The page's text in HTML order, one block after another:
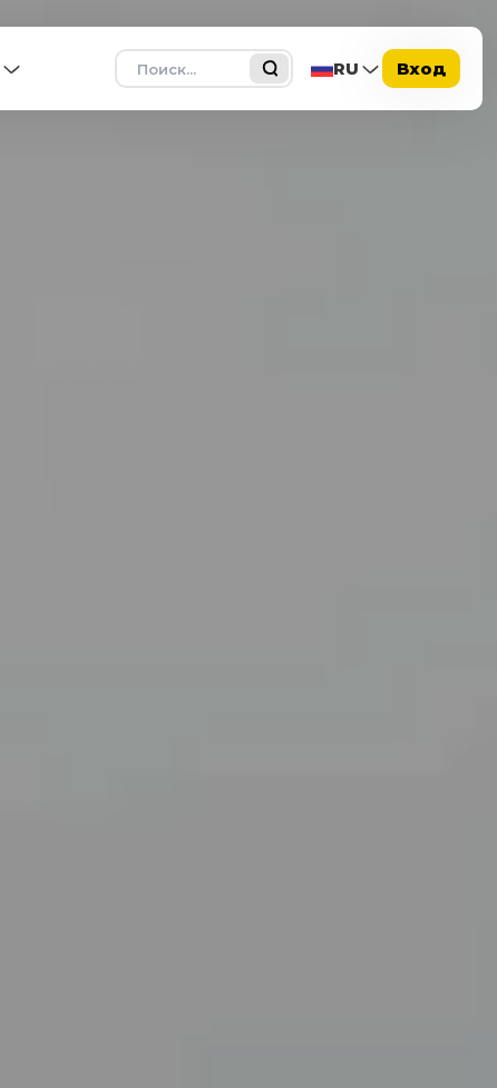
Поиск RU Вход